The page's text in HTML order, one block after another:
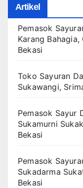
Artikel
Pemasok
Karang
Bekasi
Toko Sayuran
Sukawangi,
Pemasok Sayur
Sukamurni
Bekasi
Pemasok
Sukadarma
Bekasi